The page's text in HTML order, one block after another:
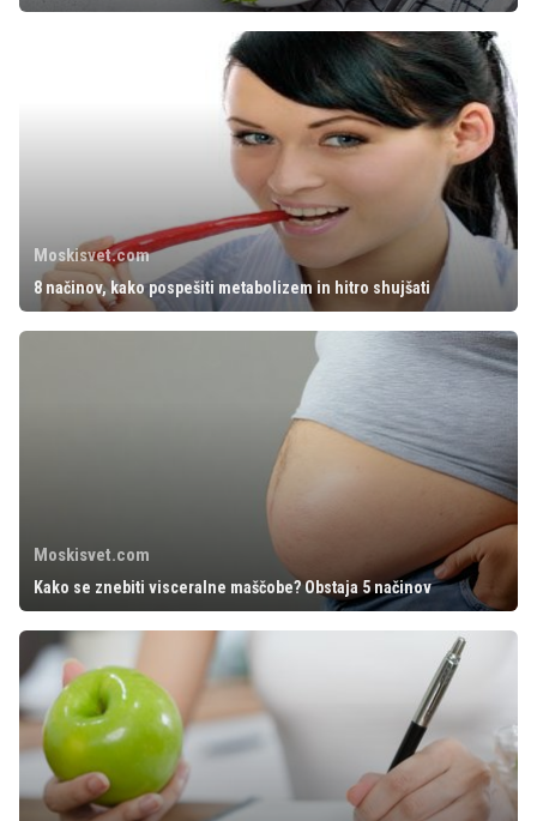
Moskisvet.com
8 načinov, kako pospešiti metabolizem in hitro shujšati
Moskisvet.com
Kako se znebiti visceralne maščobe? Obstaja 5 načinov